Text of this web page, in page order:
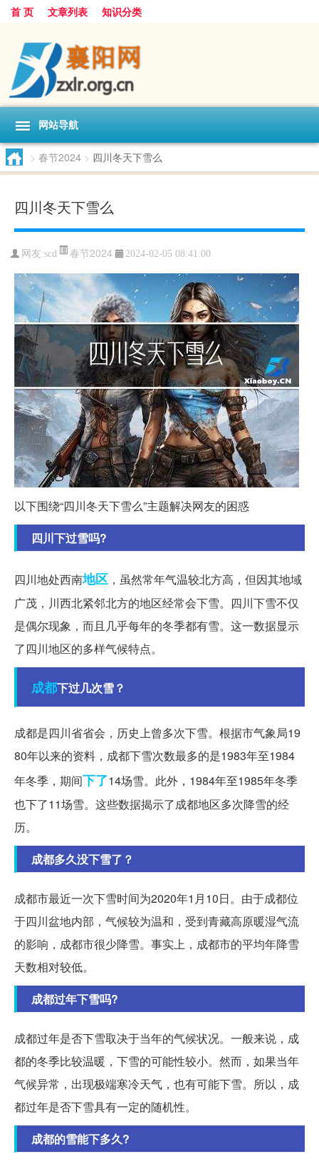
首 页 文章列表 知识分类
网站导航
> 春节2024 > 四川冬天下雪么
四川冬天下雪么
网友:scd 春节2024 2024-02-05 08:41:00
以下围绕“四川冬天下雪么”主题解决网友的困惑
四川下过雪吗?
四川地处西南地区 ，虽然常年气温较北方高，但因其地域
广茂，川西北紧邻北方的地区经常会下雪。四川下雪不仅
是偶尔现象，而且几乎每年的冬季都有雪。这一数据显示
了四川地区的多样气候特点。
成都下过几次雪？
成都是四川省省会，历史上曾多次下雪。根据市气象局19
80年以来的资料，成都下雪次数最多的是1983年至1984
年冬季，期间下了14场雪。此外，1984年至1985年冬季
也下了11场雪。这些数据揭示了成都地区多次降雪的经
历。
成都多久没下雪了？
成都市最近一次下雪时间为2020年1月10日。由于成都位
于四川盆地内部，气候较为温和，受到青藏高原暖湿气流
的影响，成都市很少降雪。事实上，成都市的平均年降雪
天数相对较低。
成都过年下雪吗?
成都过年是否下雪取决于当年的气候状况。一般来说，成
都的冬季比较温暖，下雪的可能性较小。然而，如果当年
气候异常，出现极端寒冷天气，也有可能下雪。所以，成
都过年是否下雪具有一定的随机性。
成都的雪能下多久?